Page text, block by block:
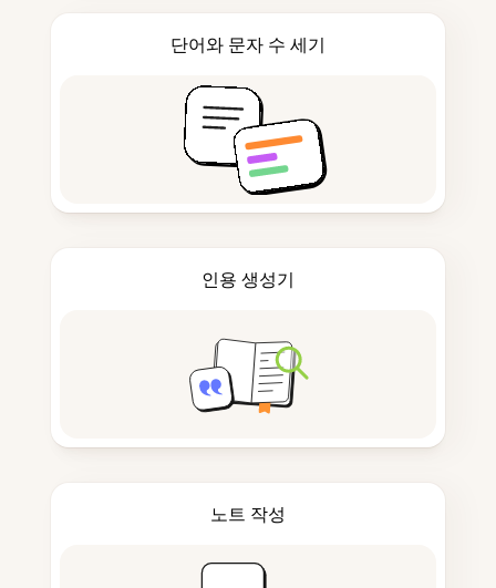
단어와 문자 수 세기
인용 생성기
노트 작성